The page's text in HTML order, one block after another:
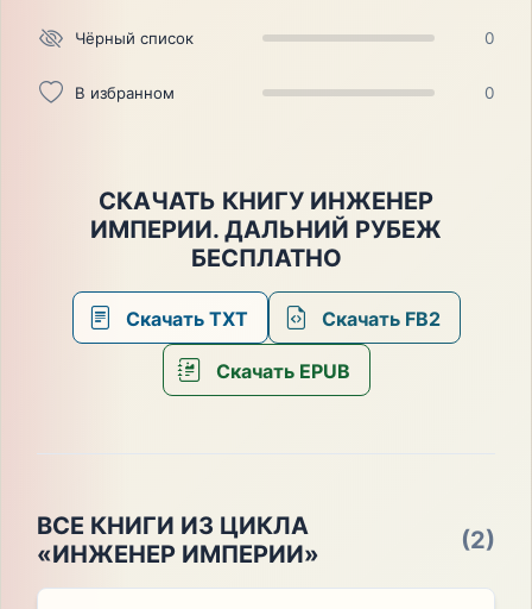
Чёрный список 0
В избранном 0
СКАЧАТЬ КНИГУ ИНЖЕНЕР
ИМПЕРИИ. ДАЛЬНИЙ РУБЕЖ
БЕСПЛАТНО
Скачать TXT Скачать FB2
Скачать EPUB
ВСЕ КНИГИ ИЗ ЦИКЛА
«ИНЖЕНЕР ИМПЕРИИ»
(2)